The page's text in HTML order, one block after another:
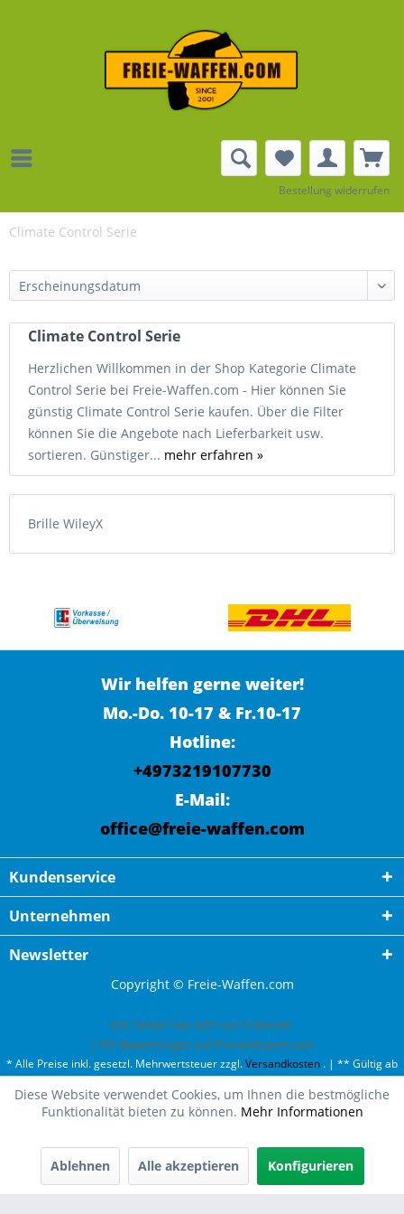
Bestellung widerrufen
Climate Control Serie
Climate Control Serie
Herzlichen Willkommen in der Shop Kategorie Climate
Control Serie bei Freie-Waffen.com - Hier können Sie
günstig Climate Control Serie kaufen. Über die Filter
können Sie die Angebote nach Lieferbarkeit usw.
sortieren. Günstiger... mehr erfahren »
Brille WileyX
Wir helfen gerne weiter!
Mo.-Do. 10-17 & Fr.10-17
Hotline:
+4973219107730
E-Mail:
office@freie-waffen.com
Kundenservice
Unternehmen
Newsletter
Copyright © Freie-Waffen.com
ESC GmbH hat 4,87von 5Sternen
| 791 Bewertungen auf ProvenExpert.com
* Alle Preise inkl. gesetzl. Mehrwertsteuer zzgl.Versandkosten . | ** Gültig ab
ausgenommen Gefahrgut. Weitere Ländern finden Sie unterVersandkosten
Diese Website verwendet Cookies, um Ihnen die bestmögliche
Funktionalität bieten zu können. Mehr Informationen
Ablehnen Alle akzeptieren Konfigurieren